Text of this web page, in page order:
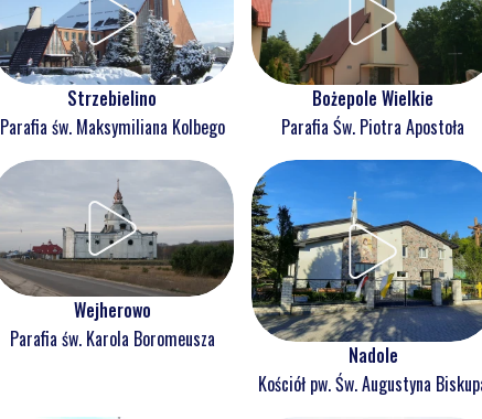
Strzebielino
Parafia św. Maksymiliana Kolbego
Bożepole Wielkie
Parafia Św. Piotra Apostoła
Wejherowo
Parafia św. Karola Boromeusza
Nadole
Kościół pw. Św. Augustyna